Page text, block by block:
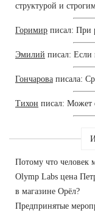
структурой и
Горимир писал: При
Эмилий писал: Если
Гончарова писала:
Тихон писал: Может
Потому что человек
Olymp Labs цена
в магазине Орёл?
Предпринятые